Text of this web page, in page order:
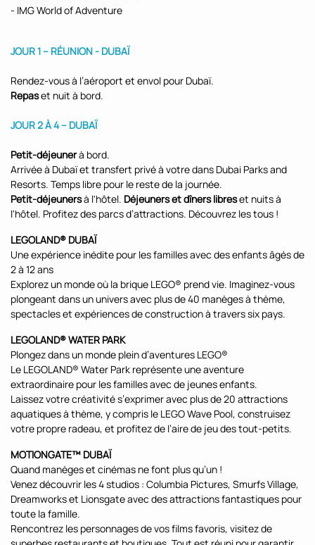
- IMG World of Adventure
JOUR 1 – RÉUNION - DUBAÏ
Rendez-vous à l’aéroport et envol pour Dubaï.
Repaset nuit à bord.
JOUR 2 À 4 – DUBAÏ
Petit-déjeunerà bord.
Arrivée à Dubaï et transfert privé à votre dans Dubai Parks and
Resorts. Temps libre pour le reste de la journée.
Petit-déjeunersà l'hôtel. Déjeuners et dîners libreset nuits à
l'hôtel. Profitez des parcs d’attractions. Découvrez les tous !
LEGOLAND® DUBAÏ
Une expérience inédite pour les familles avec des enfants âgés de
2 à 12 ans
Explorez un monde où la brique LEGO® prend vie. Imaginez-vous
plongeant dans un univers avec plus de 40 manèges à thème,
spectacles et expériences de construction à travers six pays.
LEGOLAND® WATER PARK
Plongez dans un monde plein d’aventures LEGO®
Le LEGOLAND® Water Park représente une aventure
extraordinaire pour les familles avec de jeunes enfants.
Laissez votre créativité s’exprimer avec plus de 20 attractions
aquatiques à thème, y compris le LEGO Wave Pool, construisez
votre propre radeau, et profitez de l’aire de jeu des tout-petits.
MOTIONGATE™ DUBAÏ
Quand manèges et cinémas ne font plus qu’un !
Venez découvrir les 4 studios : Columbia Pictures, Smurfs Village,
Dreamworks et Lionsgate avec des attractions fantastiques pour
toute la famille.
Rencontrez les personnages de vos films favoris, visitez de